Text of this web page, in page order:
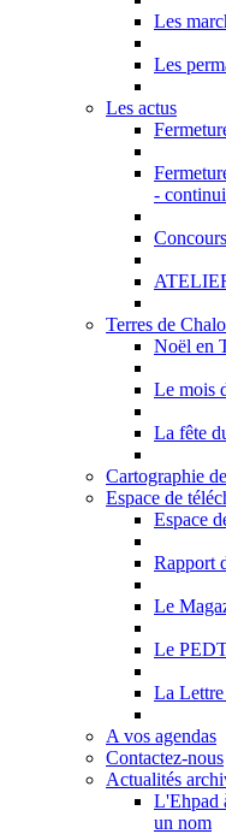
Les
Les
Les actus
-
Terres de
Noël en
Le mois
La fête
Cartographie
Espace de
Espace
Rapport
Le
Le
La
A vos agendas
Contactez-nous
Actualités
L'Ehpad
un nom